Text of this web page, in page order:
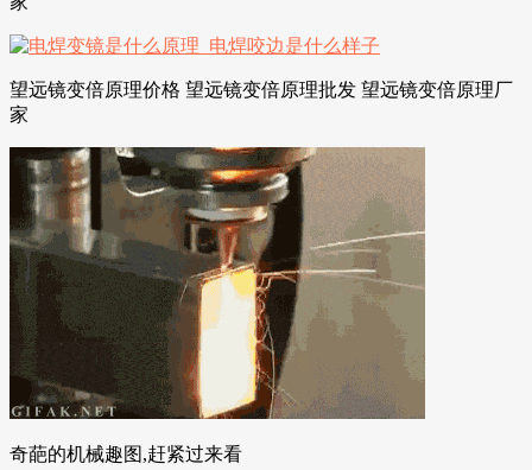
望远镜变倍原理价格 望远镜变倍原理批发 望远镜变倍原理厂
家
奇葩的机械趣图,赶紧过来看